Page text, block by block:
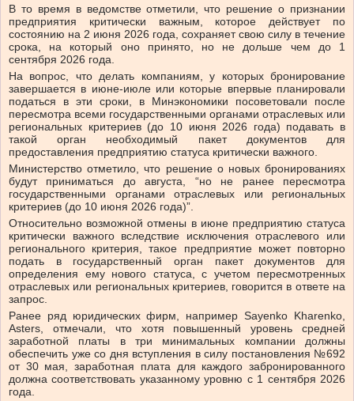
В то время в ведомстве отметили, что решение о признании
предприятия критически важным, которое действует по
состоянию на 2 июня 2026 года, сохраняет свою силу в течение
срока, на который оно принято, но не дольше чем до 1
сентября 2026 года.
На вопрос, что делать компаниям, у которых бронирование
завершается в июне-июле или которые впервые планировали
податься в эти сроки, в Минэкономики посоветовали после
пересмотра всеми государственными органами отраслевых или
региональных критериев (до 10 июня 2026 года) подавать в
такой орган необходимый пакет документов для
предоставления предприятию статуса критически важного.
Министерство отметило, что решение о новых бронированиях
будут приниматься до августа, “но не ранее пересмотра
государственными органами отраслевых или региональных
критериев (до 10 июня 2026 года)”.
Относительно возможной отмены в июне предприятию статуса
критически важного вследствие исключения отраслевого или
регионального критерия, такое предприятие может повторно
подать в государственный орган пакет документов для
определения ему нового статуса, с учетом пересмотренных
отраслевых или региональных критериев, говорится в ответе на
запрос.
Ранее ряд юридических фирм, например Sayenko Kharenko,
Asters, отмечали, что хотя повышенный уровень средней
заработной платы в три минимальных компании должны
обеспечить уже со дня вступления в силу постановления №692
от 30 мая, заработная плата для каждого забронированного
должна соответствовать указанному уровню с 1 сентября 2026
года.